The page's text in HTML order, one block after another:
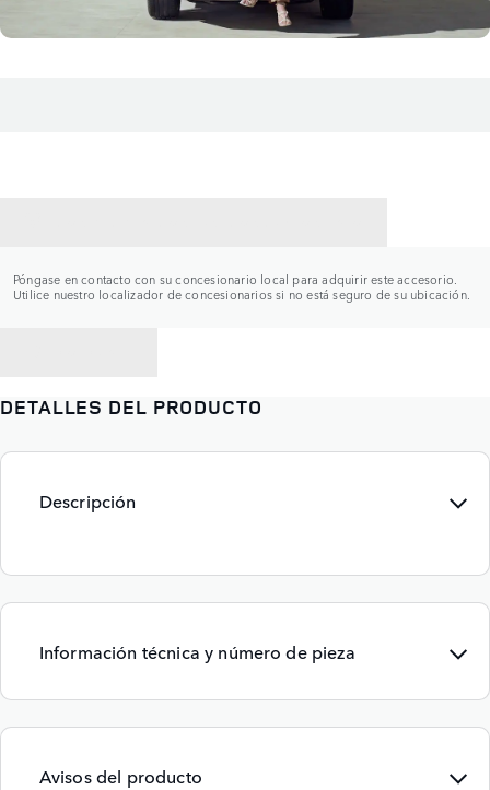
Póngase en contacto con su concesionario local para adquirir este accesorio.
Utilice nuestro localizador de concesionarios si no está seguro de su ubicación.
DETALLES DEL PRODUCTO
Descripción
Información técnica y número de pieza
Avisos del producto